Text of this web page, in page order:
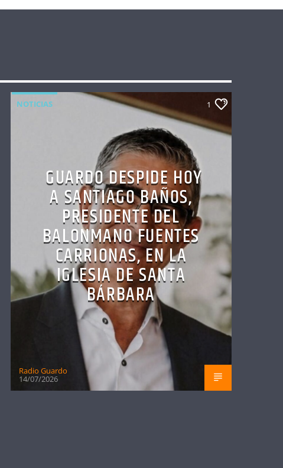
NOTICIAS 1
GUARDO DESPIDE HOY
A SANTIAGO BAÑOS,
PRESIDENTE DEL
BALONMANO FUENTES
CARRIONAS, EN LA
IGLESIA DE SANTA
BÁRBARA
Radio Guardo
14/07/2026